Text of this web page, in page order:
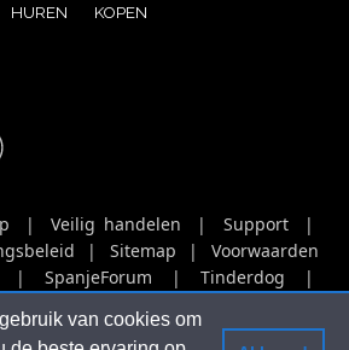
van cookies om
HUREN KOPEN
| Veilig handelen | Support|
| Sitemap |
Voorwaarden
| SpanjeForum | Tinderdog |
Video adverteren|